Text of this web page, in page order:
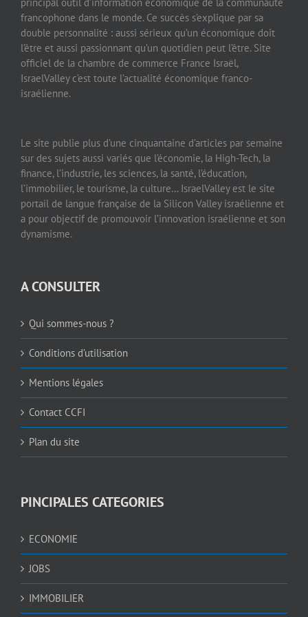
francophone dans le monde. Ce succès s’explique par sa
double personnalité : aussi sérieux qu’un économique doit
l’être et aussi passionnant qu’un quotidien peut l’être. Site
officiel de la chambre de commerce France Israël,
IsraelValley c’est toute l’actualité économique franco-
israélienne.
Le site publie plus d’une cinquantaine d’articles par semaine
sur des sujets aussi variés que l’économie, la High-Tech, la
finance, l’industrie, les sciences, la santé, l’éducation,
l’immobilier, le tourisme, la culture… IsraelValley est le site
portail de langue française de la Silicon Valley israélienne et
a pour objectif de promouvoir l’innovation israélienne et son
dynamisme.
A CONSULTER
Qui sommes-nous ?
Conditions d’utilisation
Mentions légales
Contact CCFI
Plan du site
PINCIPALES CATEGORIES
ECONOMIE
JOBS
IMMOBILIER